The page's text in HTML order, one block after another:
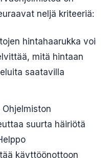
neljä kriteeriä:
hintahaarukka voi
mitä hintaan
saatavilla
Ohjelmiston
suurta häiriötä
käyttöönottoon